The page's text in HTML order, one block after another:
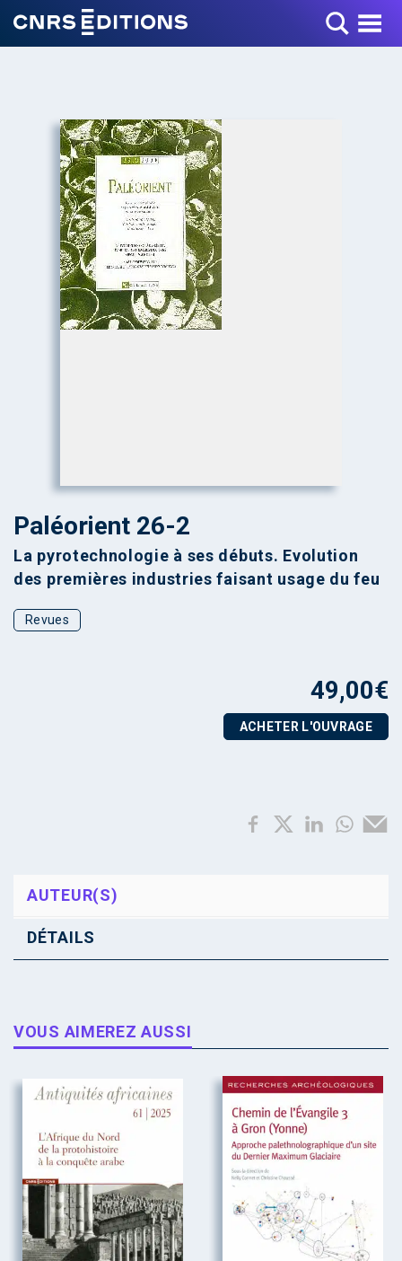
Toggle Menu
+
Paléorient 26-2
La pyrotechnologie à ses débuts. Evolution
des premières industries faisant usage du feu
Revues
49,00€
ACHETER L'OUVRAGE
AUTEUR(S)
DÉTAILS
VOUS AIMEREZ AUSSI